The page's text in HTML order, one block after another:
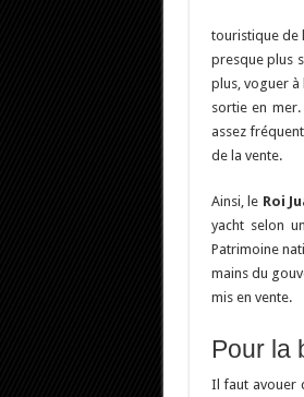
touristique de
presque plus
plus, voguer
sortie en
assez
de la vente.
Ainsi, le Roi
yacht selon
Patrimoine
mains du
mis en vente.
Pour la
Il faut avouer